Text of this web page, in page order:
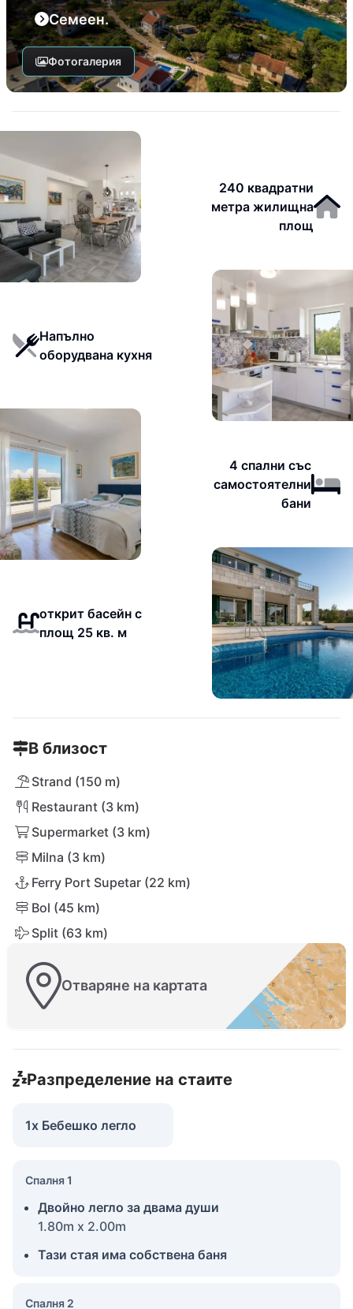
Семеен.
Фотогалерия
240 квадратни
метра жилищна
площ
Напълно
оборудвана кухня
4 спални със
самостоятелни
бани
открит басейн с
площ 25 кв. м
В близост
Strand (150 m)
Restaurant (3 km)
Supermarket (3 km)
Milna (3 km)
Ferry Port Supetar (22 km)
Bol (45 km)
Split (63 km)
Отваряне на картата
Разпределение на стаите
1x Бебешко легло
Спалня 1
Двойно легло за двама души
1.80m x 2.00m
Тази стая има собствена баня
Спалня 2